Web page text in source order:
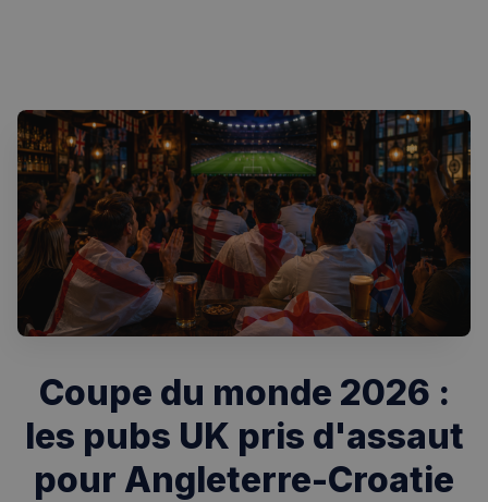
Coupe du monde 2026 :
les pubs UK pris d'assaut
pour Angleterre-Croatie